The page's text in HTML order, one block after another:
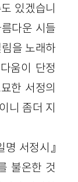
있겠습니
다운 시들
을 노래하
움이 단정
한 서정의
니 좀더 지
서정시』
불온한 것